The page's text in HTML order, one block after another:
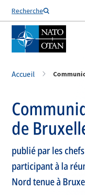
Recherche
Nom de famille*
Accueil
de
publié par les
participant à la
Nord tenue à